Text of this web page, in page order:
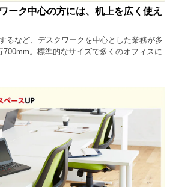
ーク中心の方には、机上を広く使え
るなど、デスクワークを中心とした業務が多
700mm。標準的なサイズで多くのオフィスに